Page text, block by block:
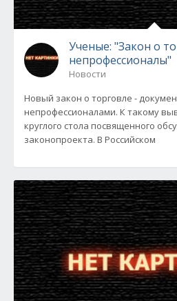
Ученые: "Закон о
непрофессионалы"
Новости
Новый закон о торговле -
непрофессионалами. К такому
круглого стола посвященного
законопроекта. В Российском